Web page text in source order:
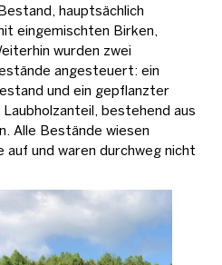
hauptsächlich
eingemischten Birken,
wurden zwei
angesteuert: ein
und ein gepflanzter
bestehend aus
Alle Bestände wiesen
und waren durchweg nicht